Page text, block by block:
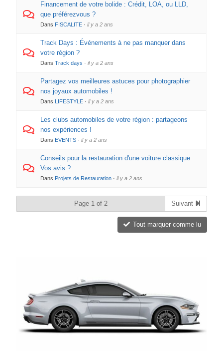
Financement de votre bolide : Crédit, LOA, ou LLD,
que préférezvous ?
Dans FISCALITE ·il y a 2 ans
Track Days : Événements à ne pas manquer dans
votre région ?
DansTrack days ·il y a 2 ans
Partagez vos meilleures astuces pour photographier
nos joyaux automobiles !
Dans LIFESTYLE ·il y a 2 ans
Les clubs automobiles de votre région : partageons
nos expériences !
Dans EVENTS ·il y a 2 ans
Conseils pour la restauration d'une voiture classique
Vos avis ?
Dans Projets de Restauration ·il y a 2 ans
Page 1 of 2 Suivant
Tout marquer comme lu